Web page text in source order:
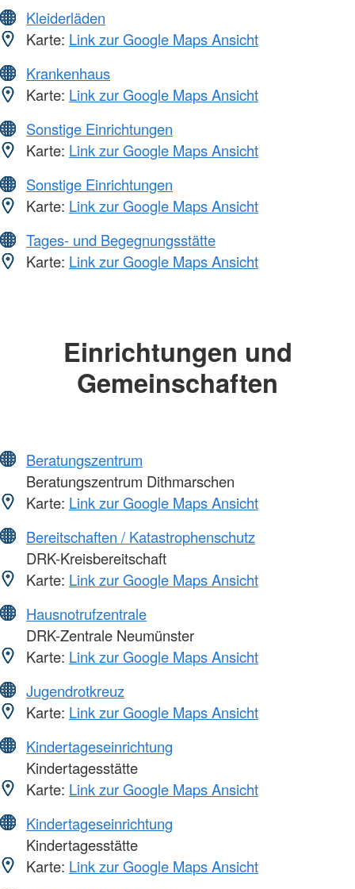
Kleiderläden
Karte: Link zur Google Maps Ansicht
Krankenhaus
Karte: Link zur Google Maps Ansicht
Sonstige Einrichtungen
Karte: Link zur Google Maps Ansicht
Sonstige Einrichtungen
Karte: Link zur Google Maps Ansicht
Tages- und Begegnungsstätte
Karte: Link zur Google Maps Ansicht
Einrichtungen und
Gemeinschaften
Beratungszentrum
Beratungszentrum Dithmarschen
Karte: Link zur Google Maps Ansicht
Bereitschaften / Katastrophenschutz
DRK-Kreisbereitschaft
Karte: Link zur Google Maps Ansicht
Hausnotrufzentrale
DRK-Zentrale Neumünster
Karte: Link zur Google Maps Ansicht
Jugendrotkreuz
Karte: Link zur Google Maps Ansicht
Kindertageseinrichtung
Kindertagesstätte
Karte: Link zur Google Maps Ansicht
Kindertageseinrichtung
Kindertagesstätte
Karte: Link zur Google Maps Ansicht